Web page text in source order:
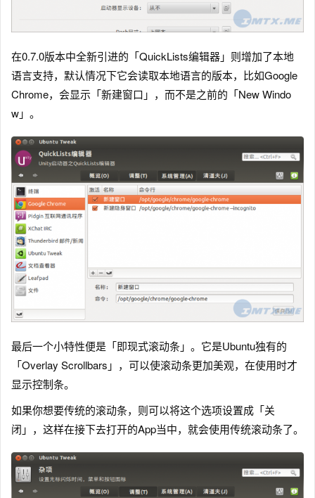
在0.7.0版本中全新引进的「QuickLists编辑器」则增加了本地
语言支持，默认情况下它会读取本地语言的版本，比如Google
Chrome，会显示「新建窗口」，而不是之前的「New Windo
w」。
最后一个小特性便是「即现式滚动条」。它是Ubuntu独有的
「Overlay Scrollbars」，可以使滚动条更加美观，在使用时才
显示控制条。
如果你想要传统的滚动条，则可以将这个选项设置成「关
闭」，这样在接下去打开的App当中，就会使用传统滚动条了。